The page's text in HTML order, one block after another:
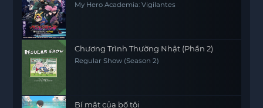
My Hero Academia: Vigilantes
Chương Trình Thường Nhật (Phần 2)
Regular Show (Season 2)
Bí mật của bố tôi